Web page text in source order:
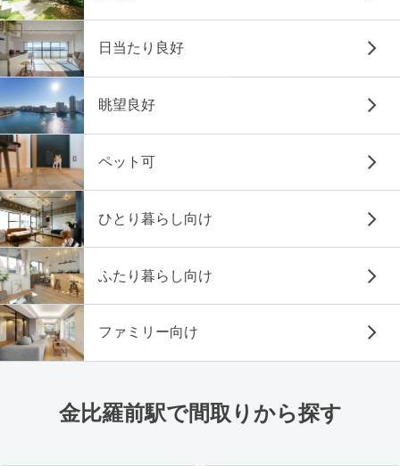
日当たり良好
眺望良好
ペット可
ひとり暮らし向け
ふたり暮らし向け
ファミリー向け
金比羅前駅で間取りから探す